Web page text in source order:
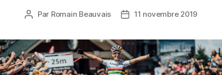
Auteur
Par Romain Beauvais
Date11 novembre 2019